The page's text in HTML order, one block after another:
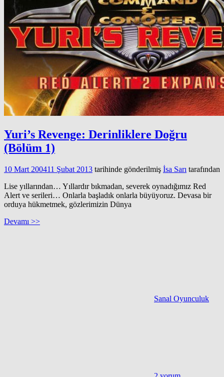
Yuri’s Revenge: Derinliklere Doğru
(Bölüm 1)
10 Mart 200411 Şubat 2013 tarihinde gönderilmiş İsa Sarı tarafından
Lise yıllarından… Yıllardır bıkmadan, severek oynadığımız Red
Alert ve serileri… Onlarla başladık onlarla büyüyoruz. Devasa bir
orduya hükmetmek, gözlerimizin Dünya
Devamı >>
Sanal Oyunculuk